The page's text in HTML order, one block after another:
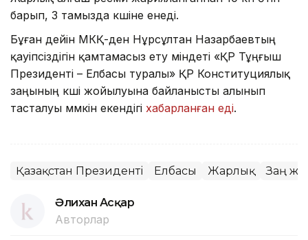
барып, 3 тамызда күшіне енеді.
Бұған дейін МКҚ-ден Нұрсұлтан Назарбаевтың
қауіпсіздігін қамтамасыз ету міндеті «ҚР Тұңғыш
Президенті – Елбасы туралы» ҚР Конституциялық
заңының күші жойылуына байланысты алынып
тасталуы мүмкін екендігі хабарланған еді.
Қазақстан Президенті Елбасы Жарлық Заң
Әлихан Асқар
Авторлар